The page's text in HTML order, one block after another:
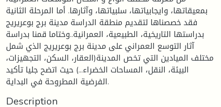
بمعيقاتها، وايجابياتها، سلبياتها، وآثارها. أما المرحلة الثانية
فقد خصصناها لتقديم منطقة الدراسة مدينة برج بوعريريج
بدراستها التاريخية، الطبيعية، العمرانية..وختاما قمنا بدراسة
آثار التوسع العمراني على مدينة برج بوعريريج الذي شمل
مختلف الميادين التي تخص المدينة(العقار، السكن، التجهيزات،
البيئة، النقل، المساحات الخضراء...) حيث اتضح جليا تأكيد
الفرضية المطروحة في البداية.
Description